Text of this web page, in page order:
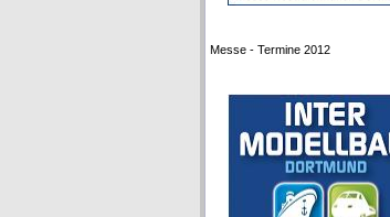
Messe - Termine 2012